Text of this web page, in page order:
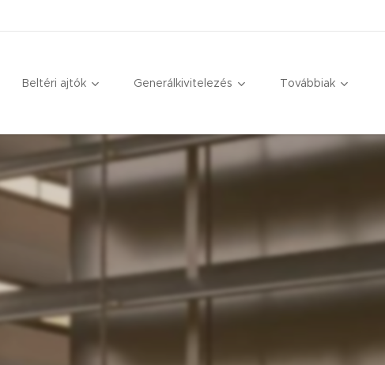
Beltéri ajtók Generálkivitelezés Továbbiak